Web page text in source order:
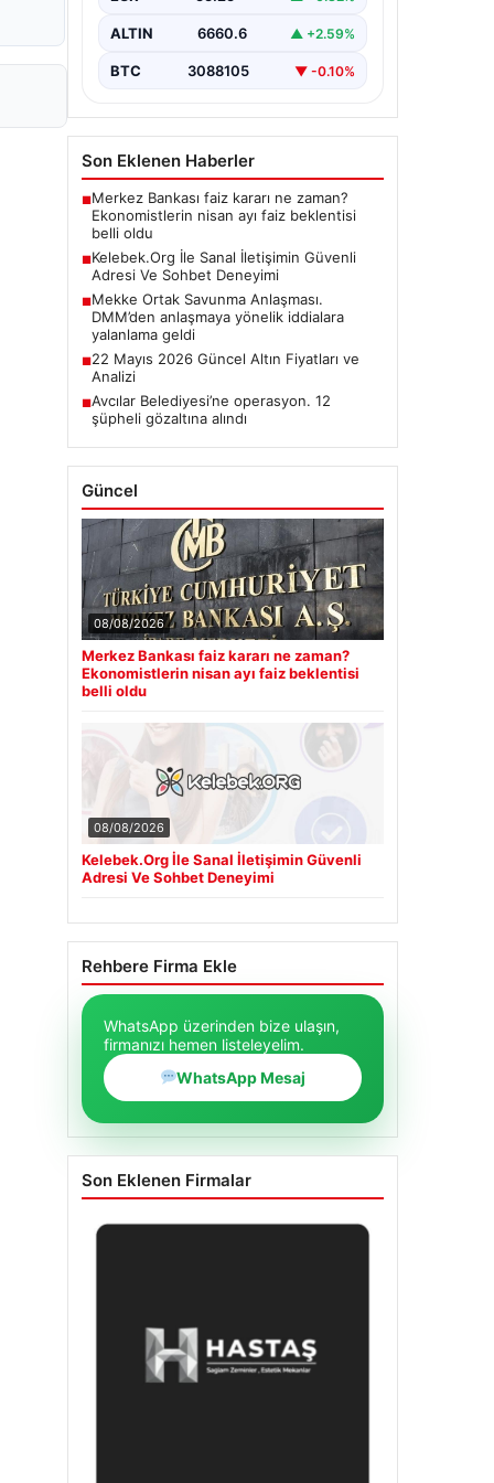
ALTIN 6660.6 ▲ +2.59%
BTC 3088105 ▼ -0.10%
Son Eklenen Haberler
■Merkez Bankası faiz kararı ne zaman?
Ekonomistlerin nisan ayı faiz beklentisi
belli oldu
■Kelebek.Org İle Sanal İletişimin Güvenli
Adresi Ve Sohbet Deneyimi
■Mekke Ortak Savunma Anlaşması.
DMM’den anlaşmaya yönelik iddialara
yalanlama geldi
■22 Mayıs 2026 Güncel Altın Fiyatları ve
Analizi
■Avcılar Belediyesi’ne operasyon. 12
şüpheli gözaltına alındı
Güncel
08/08/2026
Merkez Bankası faiz kararı ne zaman?
Ekonomistlerin nisan ayı faiz beklentisi
belli oldu
08/08/2026
Kelebek.Org İle Sanal İletişimin Güvenli
Adresi Ve Sohbet Deneyimi
Rehbere Firma Ekle
WhatsApp üzerinden bize ulaşın,
firmanızı hemen listeleyelim.
WhatsApp Mesaj
Son Eklenen Firmalar